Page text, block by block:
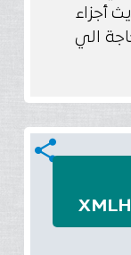
أجزاء
الي
share